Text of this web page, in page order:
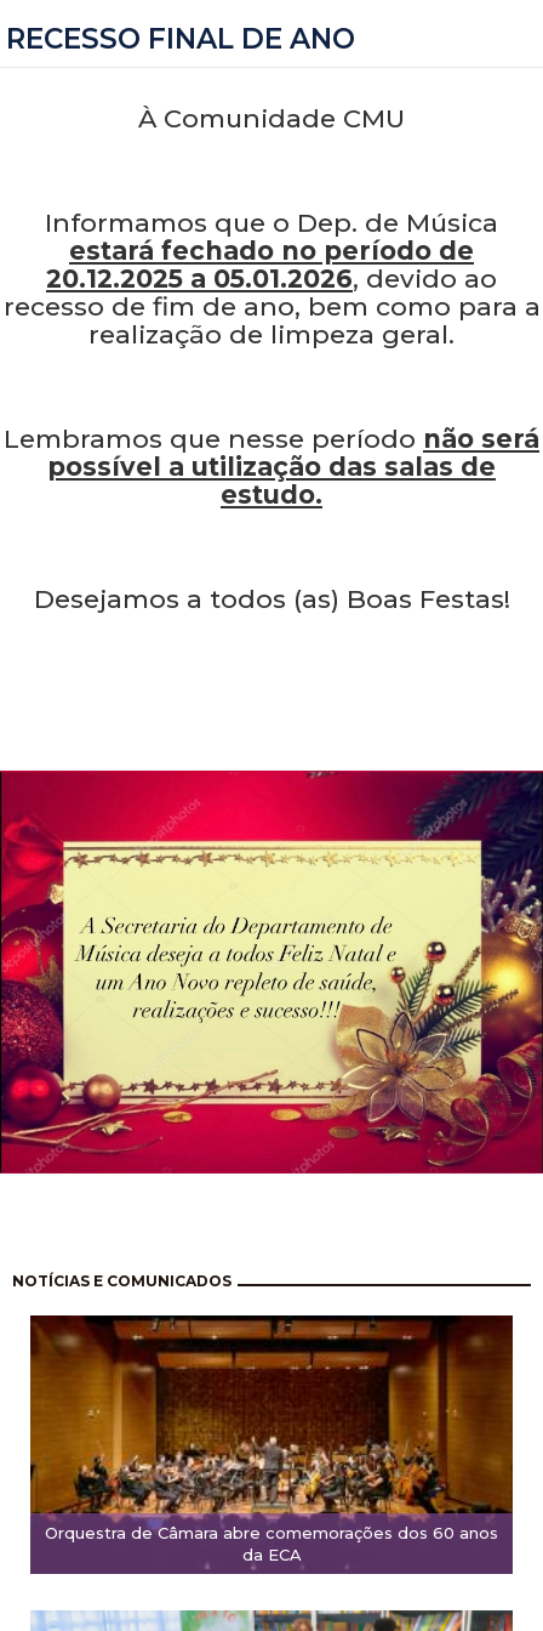
RECESSO FINAL DE ANO
À Comunidade CMU
Informamos que o Dep. de Música
estará fechado no período de
20.12.2025 a 05.01.2026, devido ao
recesso de fim de ano, bem como para a
realização de limpeza geral.
Lembramos que nesse período não será
possível a utilização das salas de
estudo.
Desejamos a todos (as) Boas Festas!
NOTÍCIAS E COMUNICADOS
Orquestra de Câmara abre comemorações dos 60 anos
da ECA
Paginação